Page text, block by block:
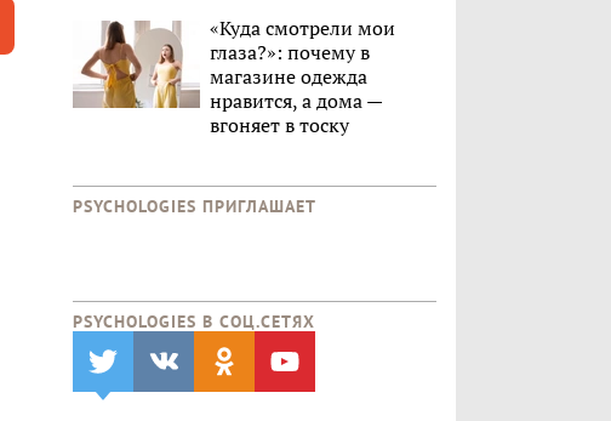
«Куда смотрели мои
глаза?»: почему в
магазине одежда
нравится, а дома —
вгоняет в тоску
PSYCHOLOGIES ПРИГЛАШАЕТ
PSYCHOLOGIES В CОЦ.СЕТЯХ